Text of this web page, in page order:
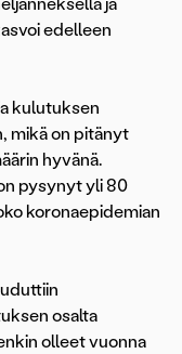
edelleen
kulutuksen
mikä on pitänyt
hyvänä.
pysynyt yli 80
koronaepidemian
osalta
olleet vuonna